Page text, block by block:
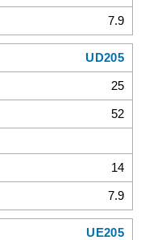
7.9
UD205
25
52
14
7.9
UE205